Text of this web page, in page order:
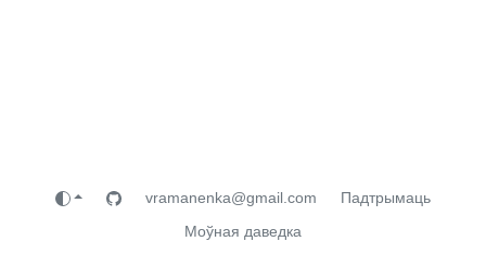
vramanenka@gmail.com
Падтрымаць
Моўная даведка